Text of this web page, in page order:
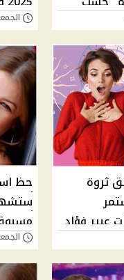
بينهم؟
الجمعة 21/مارس/
هتحقق ثروة
عبير فؤاد
الجمعة 07/مارس/